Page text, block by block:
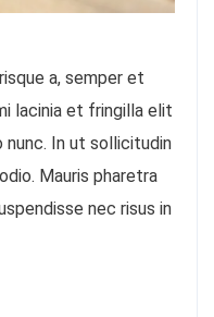
a, semper et
lacinia et fringilla elit
nunc. In ut sollicitudin
Mauris pharetra
nec risus in